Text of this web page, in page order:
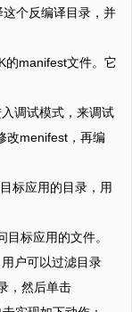
个反编译目录，并
的manifest文件。它
调试模式，来调试
改menifest，再编
标应用的目录，用
标应用的文件。
户可以过滤目录
，然后单击